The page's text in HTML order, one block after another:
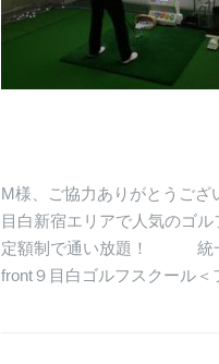
M様、ご協力ありがとうござ
目白新宿エリアで人気のゴル
定額制で通い放題！ 統一
front９目白ゴルフスクール＜